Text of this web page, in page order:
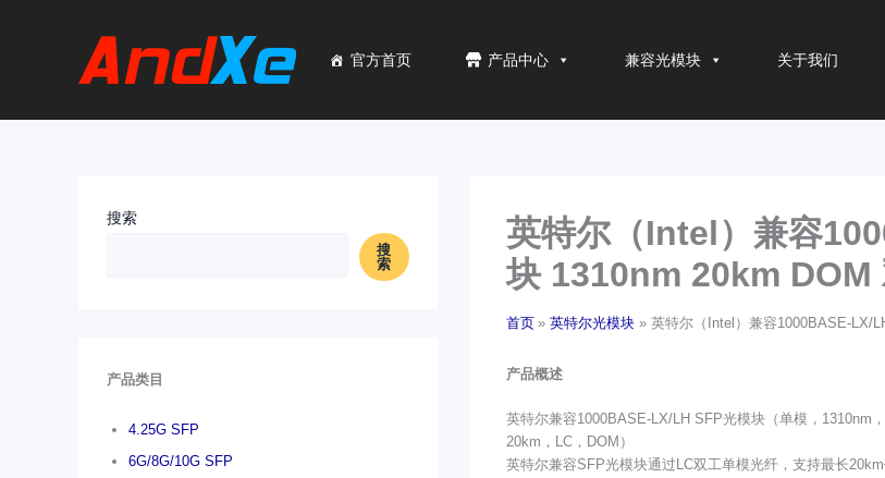
官方首页 产品中心 兼容光模块 关于我们
搜索
搜
索
产品类目
4.25G SFP
6G/8G/10G SFP
英特尔（Intel）兼容
块 1310nm 20km DOM
首页 英特尔光模块 英特尔（Intel）兼容1000BASE-LX/
产品概述
英特尔兼容1000BASE-LX/LH SFP光模块（单模，1310nm，
20km，LC，DOM）
英特尔兼容SFP光模块通过LC双工单模光纤，支持最长